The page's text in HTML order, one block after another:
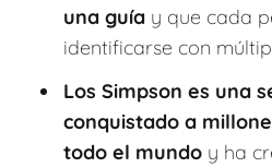
una guía y que cada
identificarse con
Los Simpson es una
conquistado a
todo el mundo y ha